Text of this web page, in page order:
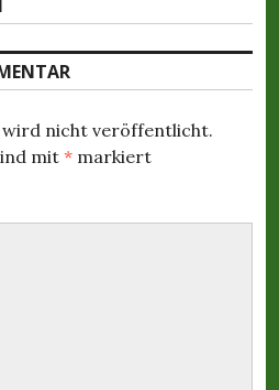
wird nicht veröffentlicht.
mit * markiert